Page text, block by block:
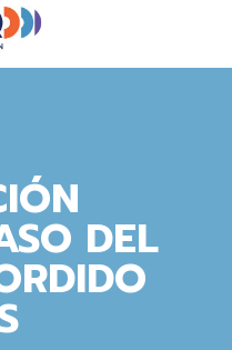
DEL